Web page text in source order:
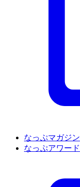
なっぷマガジン
なっぷアワード